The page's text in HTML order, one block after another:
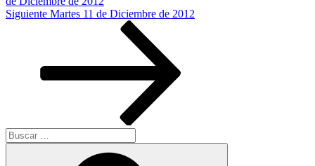
Siguiente
Siguiente Martes 11 de Diciembre de 2012
Buscar
por: